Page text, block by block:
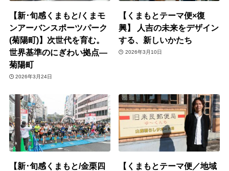
【新･旬感くまもと/くまモ
ンアーバンスポーツパーク
(菊陽町)】次世代を育む。
世界基準のにぎわい拠点―
菊陽町
2026年3月24日
【くまもとテーマ便×復
興】 人吉の未来をデザイン
する、新しいかたち
2026年3月10日
【新･旬感くまもと/金栗四
【くまもとテーマ便／地域